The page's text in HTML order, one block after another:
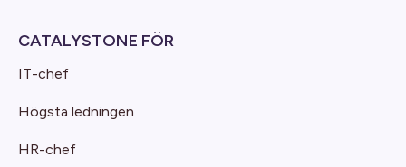
CATALYSTONE FÖR
IT-chef
Högsta ledningen
HR-chef